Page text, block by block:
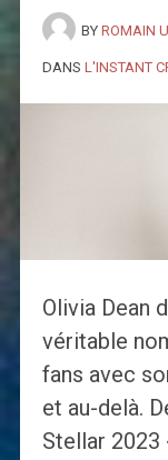
BY ROMAIN
DANS L'INSTANT
Olivia Dean
véritable
fans avec
et au-delà.
Stellar 2023